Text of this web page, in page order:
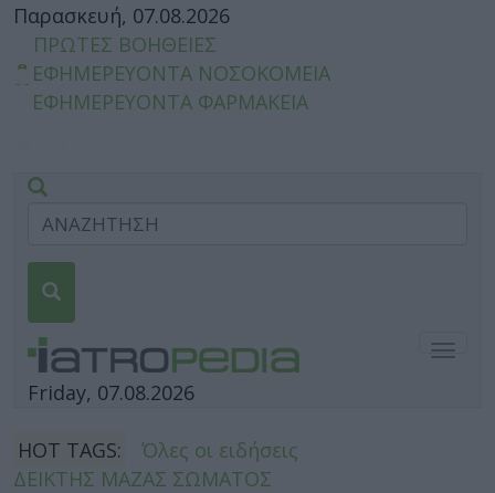
Παρασκευή, 07.08.2026
ΠΡΩΤΕΣ ΒΟΗΘΕΙΕΣ
ΕΦΗΜΕΡΕΥΟΝΤΑ ΝΟΣΟΚΟΜΕΙΑ
ΕΦΗΜΕΡΕΥΟΝΤΑ ΦΑΡΜΑΚΕΙΑ
Friday, 07.08.2026
HOT TAGS:
Όλες οι ειδήσεις
ΔΕΙΚΤΗΣ ΜΑΖΑΣ ΣΩΜΑΤΟΣ